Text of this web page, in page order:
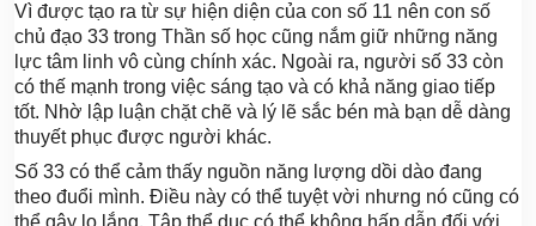
Vì được tạo ra từ sự hiện diện của con số 11 nên con số
chủ đạo 33 trong Thần số học cũng nắm giữ những năng
lực tâm linh vô cùng chính xác. Ngoài ra, người số 33 còn
có thế mạnh trong việc sáng tạo và có khả năng giao tiếp
tốt. Nhờ lập luận chặt chẽ và lý lẽ sắc bén mà bạn dễ dàng
thuyết phục được người khác.
Số 33 có thể cảm thấy nguồn năng lượng dồi dào đang
theo đuổi mình. Điều này có thể tuyệt vời nhưng nó cũng có